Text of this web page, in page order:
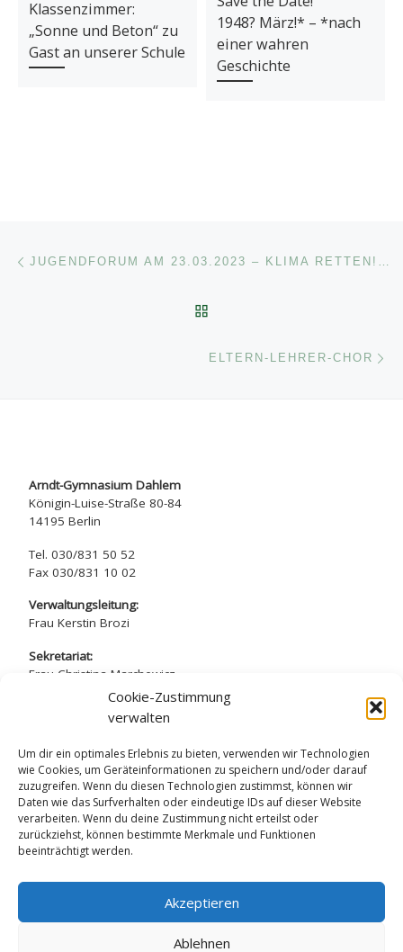
Cookie-Zustimmung
verwalten
Um dir ein optimales Erlebnis zu bieten, verwenden wir Technologien
wie Cookies, um Geräteinformationen zu speichern und/oder darauf
zuzugreifen. Wenn du diesen Technologien zustimmst, können wir
Daten wie das Surfverhalten oder eindeutige IDs auf dieser Website
verarbeiten. Wenn du deine Zustimmung nicht erteilst oder
zurückziehst, können bestimmte Merkmale und Funktionen
beeinträchtigt werden.
Akzeptieren
Ablehnen
Klassenzimmer:
„Sonne und Beton“ zu
Gast an unserer Schule
1948? März!* – *nach
einer wahren
Geschichte
Beitragsnavigation JUGENDFORUM AM 23.03.2023 – KLIMA RETTEN! ABER WIE?
ELTERN-LEHRER-CHOR
Arndt-Gymnasium Dahlem
Königin-Luise-Straße 80-84
14195 Berlin
Tel. 030/831 50 52
Fax 030/831 10 02
Verwaltungsleitung:
Frau Kerstin Brozi
Sekretariat:
Frau Christina Marchewicz
Frau Nadine Simros
sekretariat@arndt-gymnasium.de
Datenschutzerklärung
Impressum